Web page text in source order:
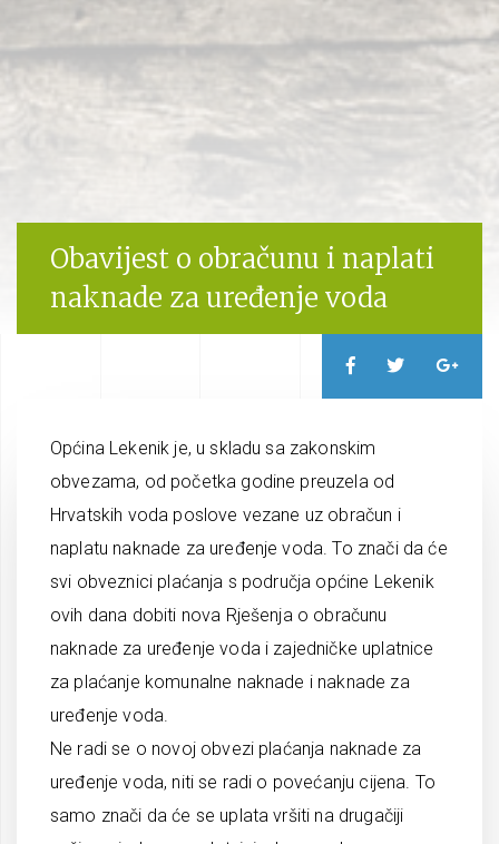
Obavijest o obračunu i naplati
naknade za uređenje voda
Općina Lekenik je, u skladu sa zakonskim
obvezama, od početka godine preuzela od
Hrvatskih voda poslove vezane uz obračun i
naplatu naknade za uređenje voda. To znači da će
svi obveznici plaćanja s područja općine Lekenik
ovih dana dobiti nova Rješenja o obračunu
naknade za uređenje voda i zajedničke uplatnice
za plaćanje komunalne naknade i naknade za
uređenje voda.
Ne radi se o novoj obvezi plaćanja naknade za
uređenje voda, niti se radi o povećanju cijena. To
samo znači da će se uplata vršiti na drugačiji